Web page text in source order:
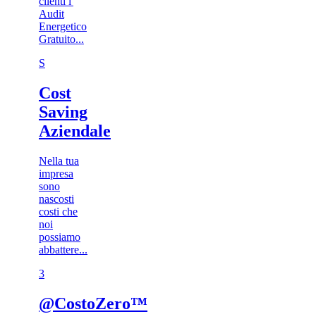
Audit
Energetico
Gratuito...
S
Cost
Saving
Aziendale
Nella tua
impresa
sono
nascosti
costi che
noi
possiamo
abbattere...
3​
@CostoZero™